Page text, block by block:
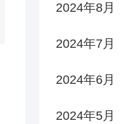
2024年8月
2024年7月
2024年6月
2024年5月